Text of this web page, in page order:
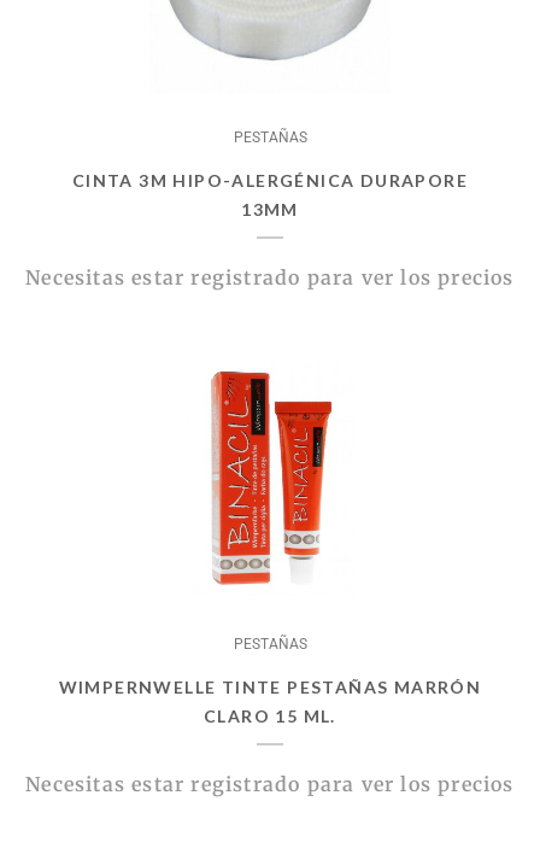
PESTAÑAS
CINTA 3M HIPO-ALERGÉNICA DURAPORE
13MM
Necesitas estar registrado para ver los precios
PESTAÑAS
WIMPERNWELLE TINTE PESTAÑAS MARRÓN
CLARO 15 ML.
Necesitas estar registrado para ver los precios